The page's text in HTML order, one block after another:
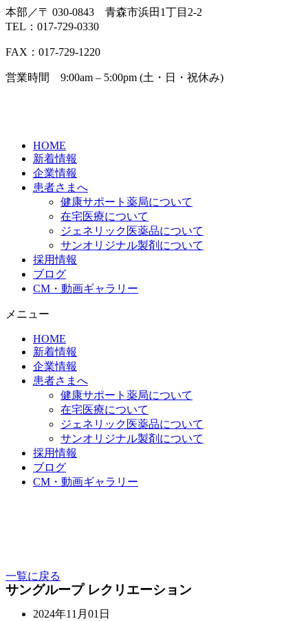
本部／〒 030-0843 青森市浜田1丁目2-2
TEL：017-729-0330
FAX：017-729-1220
営業時間 9:00am – 5:00pm (土・日・祝休み)
HOME
新着情報
企業情報
患者さまへ
健康サポート薬局について
在宅医療について
ジェネリック医薬品について
サンオリジナル製剤について
採用情報
ブログ
CM・動画ギャラリー
メニュー
HOME
新着情報
企業情報
患者さまへ
健康サポート薬局について
在宅医療について
ジェネリック医薬品について
サンオリジナル製剤について
採用情報
ブログ
CM・動画ギャラリー
一覧に戻る
サングループ レクリエーション
2024年11月01日